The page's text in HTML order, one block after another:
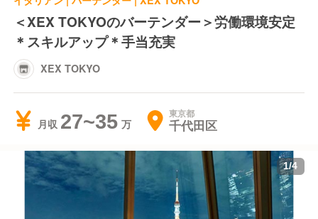
＜XEX TOKYOのバーテンダー＞労働環境安定
＊スキルアップ＊手当充実
XEX TOKYO
月収 27~35 東京都
千代田区
1/4